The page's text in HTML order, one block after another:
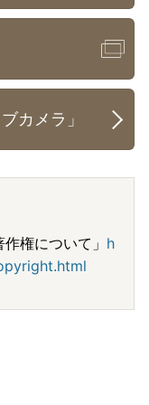
カメラ」
権について」 h
yright.html